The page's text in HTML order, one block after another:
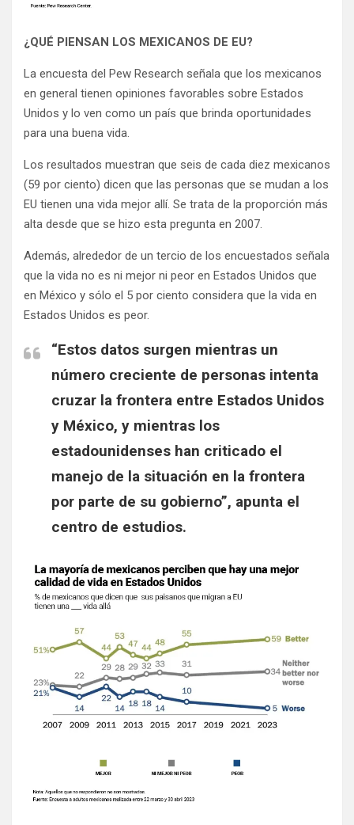
¿QUÉ PIENSAN LOS MEXICANOS DE EU?
La encuesta del Pew Research señala que los mexicanos
en general tienen opiniones favorables sobre Estados
Unidos y lo ven como un país que brinda oportunidades
para una buena vida.
Los resultados muestran que seis de cada diez mexicanos
(59 por ciento) dicen que las personas que se mudan a los
EU tienen una vida mejor allí. Se trata de la proporción más
alta desde que se hizo esta pregunta en 2007.
Además, alrededor de un tercio de los encuestados señala
que la vida no es ni mejor ni peor en Estados Unidos que
en México y sólo el 5 por ciento considera que la vida en
Estados Unidos es peor.
“Estos datos surgen mientras un
número creciente de personas intenta
cruzar la frontera entre Estados Unidos
y México, y mientras los
estadounidenses han criticado el
manejo de la situación en la frontera
por parte de su gobierno”, apunta el
centro de estudios.